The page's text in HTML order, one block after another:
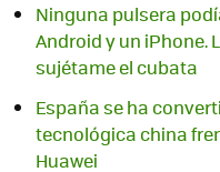
Ninguna pulsera
Android y un iPhone.
sujétame el cubata
España se ha
tecnológica china
Huawei